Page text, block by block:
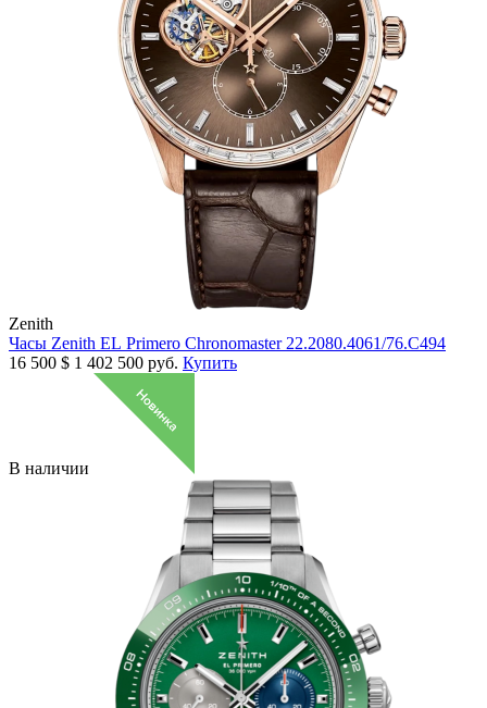
Zenith
Часы Zenith EL Primero Chronomaster 22.2080.4061/76.C494
16 500 $ 1 402 500 руб. Купить
В наличии